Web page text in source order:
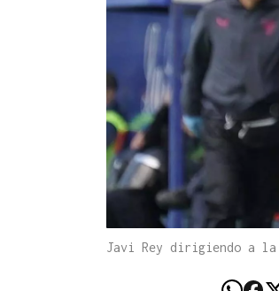
Javi Rey dirigiendo a la